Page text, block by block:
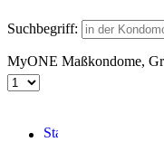
Suchbegriff:
MyONE Maßkondome,